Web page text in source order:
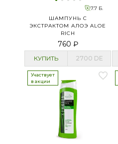
7.7 Б.
ШАМПУНЬ C
ЭКСТРАКТОМ АЛОЭ ALOE
RICH
760 ₽
КУПИТЬ 2700 DE
Участвует
в акции